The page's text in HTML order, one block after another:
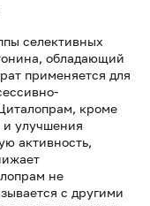
селективных
обладающий
применяется для
кроме
улучшения
активность,
не
с другими